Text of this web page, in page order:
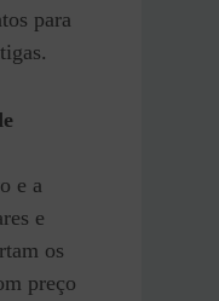
para
e a
e
os
preço